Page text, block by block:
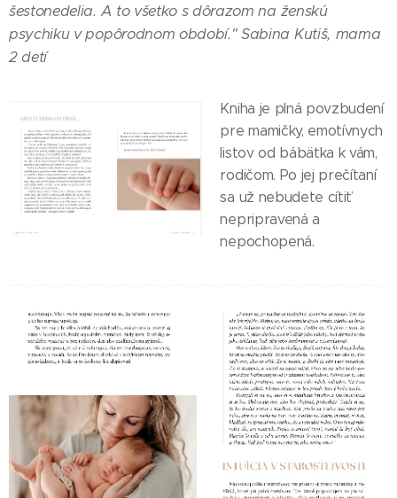
šestonedelia. A to všetko s dôrazom na ženskú
psychiku v popôrodnom období." Sabina Kutiš, mama
2 detí
Kniha je plná povzbudení
pre mamičky, emotívnych
listov od bábätka k vám,
rodičom. Po jej prečítaní
sa už nebudete cítiť
nepripravená a
nepochopená.